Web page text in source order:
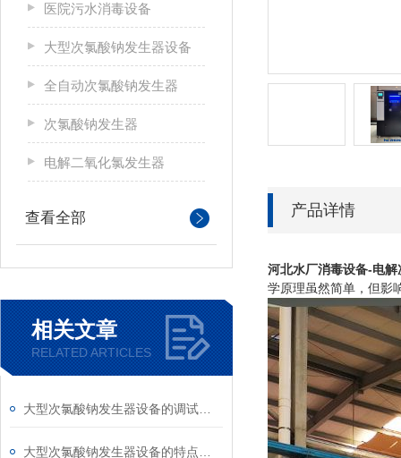
医院污水消毒设备
大型次氯酸钠发生器设备
全自动次氯酸钠发生器
次氯酸钠发生器
电解二氧化氯发生器
查看全部
相关文章
RELATED ARTICLES
产品详情
河北水厂消毒设备-电
学原理虽然简单，但影